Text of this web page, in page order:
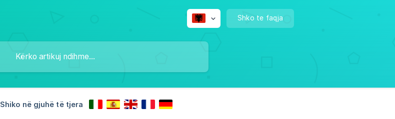
Shko te faqja
Shiko në gjuhë të tjera